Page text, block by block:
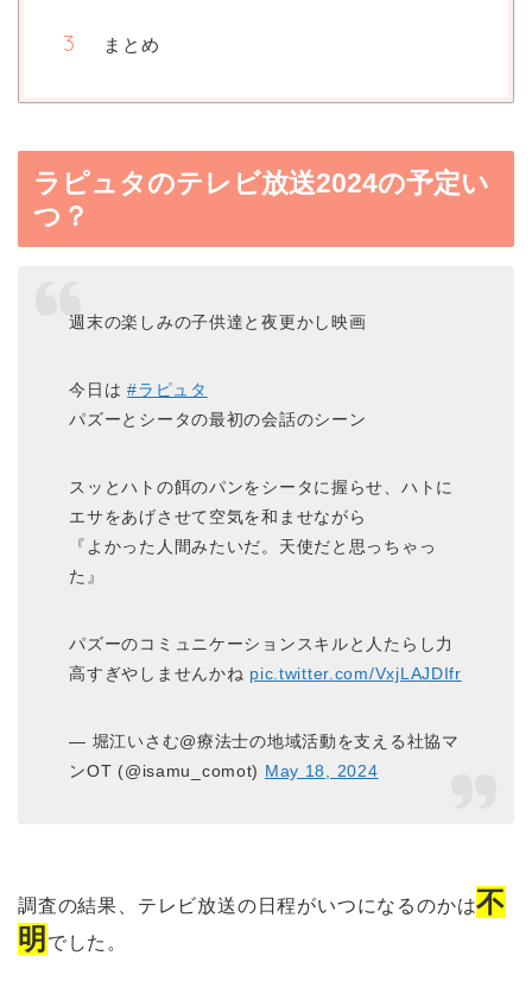
まとめ
ラピュタのテレビ放送2024の予定い
つ？
週末の楽しみの子供達と夜更かし映画
今日は#ラピュタ
パズーとシータの最初の会話のシーン
スッとハトの餌のパンをシータに握らせ、ハトに
エサをあげさせて空気を和ませながら
『よかった人間みたいだ。天使だと思っちゃっ
た』
パズーのコミュニケーションスキルと人たらし力
高すぎやしませんかね pic.twitter.com/VxjLAJDIfr
— 堀江いさむ@療法士の地域活動を支える社協マ
ンOT (@isamu_comot) May 18, 2024
調査の結果、テレビ放送の日程がいつになるのかは不
明 でした。